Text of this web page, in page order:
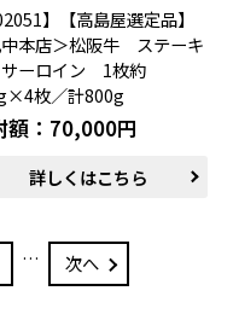
】【高島屋選定品】
本店＞松阪牛 ステーキ
ーロイン 1枚約
枚／計800g
額：70,000円
詳しくはこちら
… 次へ